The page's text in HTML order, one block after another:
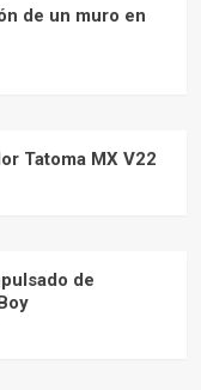
de un muro en
Tatoma MX V22
de